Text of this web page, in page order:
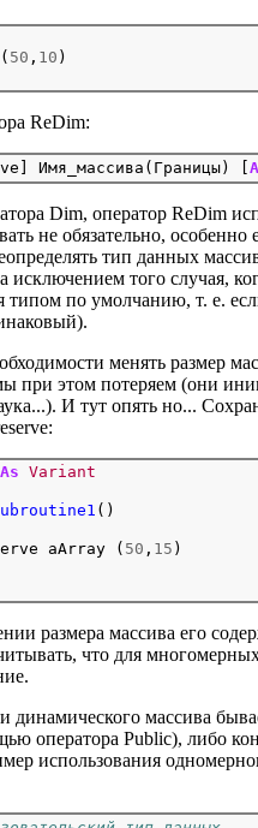
50 , 10 )
ReDim:
Имя_массива(Границы) [
Dim, оператор ReDim
не обязательно,
тип данных
исключением того случая,
типом по умолчанию, т. е.
менять размер
при этом потеряем (они
И тут опять но...
As Variant
()
aArray ( 50 , 15 )
размера массива его
что для
динамического массива
оператора Public), либо
использования